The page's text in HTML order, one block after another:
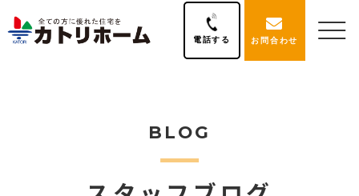
電話する お問合わせ
BLOG